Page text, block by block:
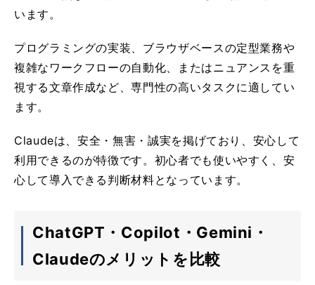
います。
プログラミングの実装、ブラウザベースの定型業務や
複雑なワークフローの自動化、またはニュアンスを重
視する文章作成など、専門性の高いタスクに適してい
ます。
Claudeは、安全・無害・誠実を掲げており、安心して
利用できるのが特徴です。初心者でも使いやすく、安
心して導入できる判断材料となっています。
ChatGPT・Copilot・Gemini・
Claudeのメリットを比較